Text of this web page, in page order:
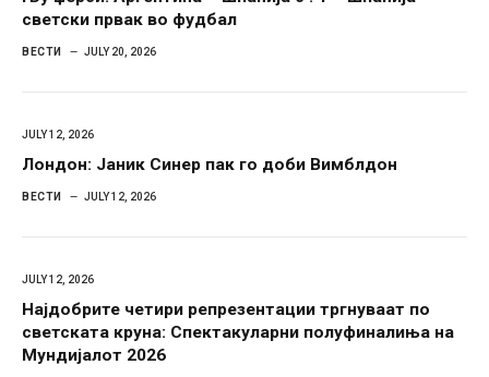
светски првак во фудбал
ВЕСТИ JULY 20, 2026
JULY 12, 2026
Лондон: Јаник Синер пак го доби Вимблдон
ВЕСТИ JULY 12, 2026
JULY 12, 2026
Најдобрите четири репрезентации тргнуваат по
светската круна: Спектакуларни полуфиналиња на
Мундијалот 2026